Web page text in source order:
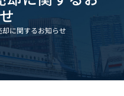
に関するお知らせ